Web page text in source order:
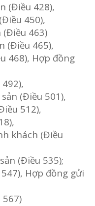
(Điều 428),
450),
463)
(Điều 465),
468), Hợp đồng
(Điều 501),
512),
khách (Điều
(Điều 535);
Hợp đồng gửi